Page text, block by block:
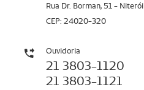
Rua Dr. Borman, 51 -
CEP: 24020-320
Ouvidoria
21 3803-1120
21 3803-1121